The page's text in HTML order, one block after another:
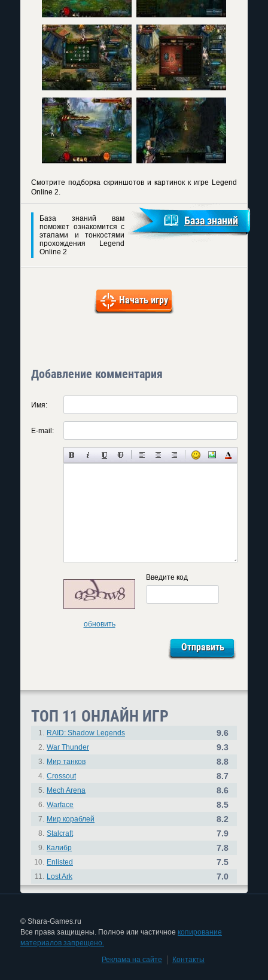
Смотрите подборка скриншотов и картинок к игре Legend
Online 2.
База знаний вам
поможет ознакомится с
этапами и тонкостями
прохождения Legend
Online 2
База знаний
Начать игру
Добавление комментария
Имя:
E-mail:
обновить
Введите код
ТОП 11 ОНЛАЙН ИГР
1. RAID: Shadow Legends 9.6
2. War Thunder 9.3
3. Мир танков 8.8
4. Crossout 8.7
5. Mech Arena 8.6
6. Warface 8.5
7. Мир кораблей 8.2
8. Stalcraft 7.9
9. Калибр 7.8
10. Enlisted 7.5
11. Lost Ark 7.0
© Shara-Games.ru
Все права защищены. Полное или частичное копирование
материалов запрещено.
Реклама на сайте
Контакты